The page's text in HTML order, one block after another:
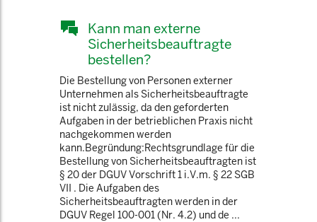
Kann man externe
Sicherheitsbeauftragte
bestellen?
Die Bestellung von Personen externer
Unternehmen als Sicherheitsbeauftragte
ist nicht zulässig, da den geforderten
Aufgaben in der betrieblichen Praxis nicht
nachgekommen werden
kann.Begründung:Rechtsgrundlage für die
Bestellung von Sicherheitsbeauftragten ist
§ 20 der DGUV Vorschrift 1 i.V.m. § 22 SGB
VII . Die Aufgaben des
Sicherheitsbeauftragten werden in der
DGUV Regel 100-001 (Nr. 4.2) und de ...